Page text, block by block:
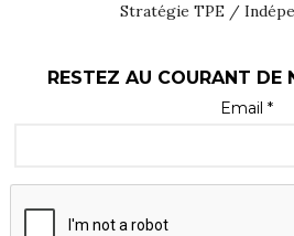
Stratégie TPE /
RESTEZ AU COURANT DE
Email *